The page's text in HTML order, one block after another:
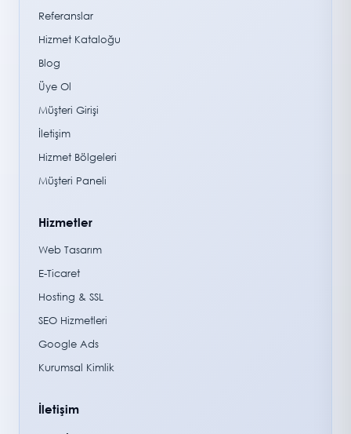
Referanslar
Hizmet Kataloğu
Blog
Üye Ol
Müşteri Girişi
İletişim
Hizmet Bölgeleri
Müşteri Paneli
Hizmetler
Web Tasarım
E-Ticaret
Hosting & SSL
SEO Hizmetleri
Google Ads
Kurumsal Kimlik
İletişim